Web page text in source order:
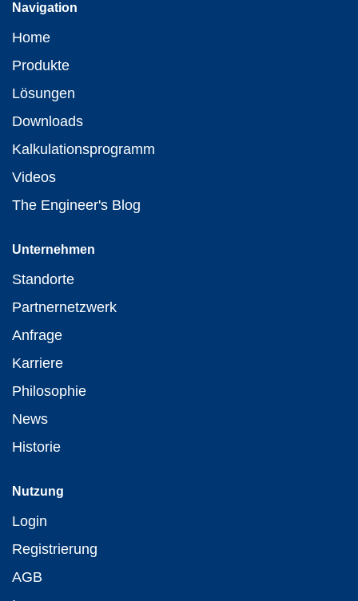
Navigation
Home
Produkte
Lösungen
Downloads
Kalkulationsprogramm
Videos
The Engineer's Blog
Unternehmen
Standorte
Partnernetzwerk
Anfrage
Karriere
Philosophie
News
Historie
Nutzung
Login
Registrierung
AGB